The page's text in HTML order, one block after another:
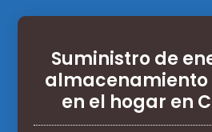
Suministro de
almacenamiento
en el hogar en